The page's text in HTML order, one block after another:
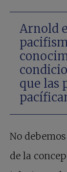
Arnold
que las
No
de la